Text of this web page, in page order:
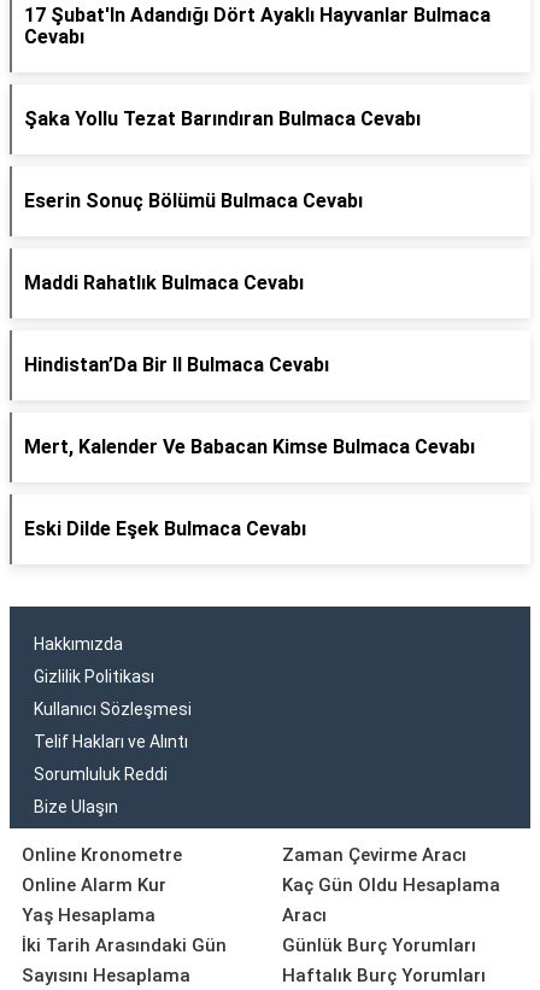
17 Şubat'In Adandığı Dört Ayaklı Hayvanlar Bulmaca
Cevabı
Şaka Yollu Tezat Barındıran Bulmaca Cevabı
Eserin Sonuç Bölümü Bulmaca Cevabı
Maddi Rahatlık Bulmaca Cevabı
Hindistan’Da Bir Il Bulmaca Cevabı
Mert, Kalender Ve Babacan Kimse Bulmaca Cevabı
Eski Dilde Eşek Bulmaca Cevabı
Hakkımızda
Gizlilik Politikası
Kullanıcı Sözleşmesi
Telif Hakları ve Alıntı
Sorumluluk Reddi
Bize Ulaşın
Online Kronometre
Online Alarm Kur
Yaş Hesaplama
İki Tarih Arasındaki Gün
Sayısını Hesaplama
Zaman Çevirme Aracı
Kaç Gün Oldu Hesaplama
Aracı
Günlük Burç Yorumları
Haftalık Burç Yorumları